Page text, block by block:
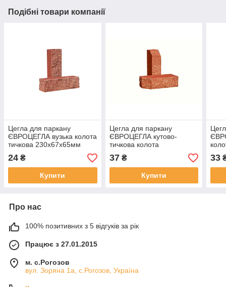
Подібні товари компанії
Цегла для паркану
ЄВРОЦЕГЛА вузька колота
тичкова 230х67х65мм
морквяна
24 ₴
Купити
Цегла для паркану
ЄВРОЦЕГЛА кутово-
тичкова колота
225х100х65мм морквяна
37₴
Купити
33
Про нас
100% позитивних з 5 відгуків за рік
Працює з 27.01.2015
м. с.Рогозов
вул. Зоряна 1а, с.Рогозов, Україна